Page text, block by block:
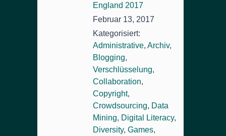
England 2017
Februar 13, 2017
Kategorisiert:
Administrative, Archiv,
Blogging,
Verschlüsselung,
Collaboration,
Copyright,
Crowdsourcing, Data
Mining, Digital Literacy,
Diversity, Games,